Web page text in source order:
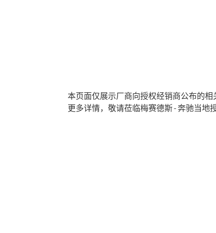
本页面仅展示厂商向授权经销商公布的
更多详情，敬请莅临梅赛德斯-奔驰当地